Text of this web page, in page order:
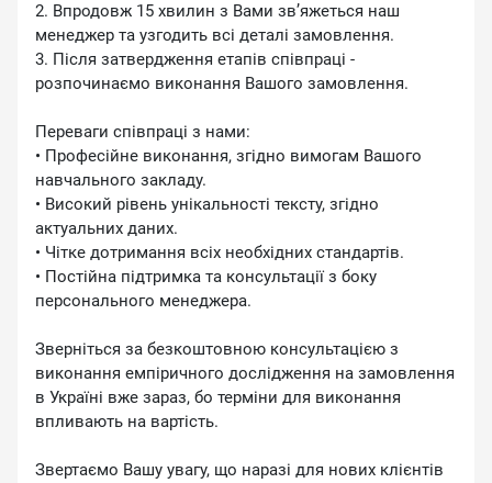
2. Впродовж 15 хвилин з Вами зв’яжеться наш
менеджер та узгодить всі деталі замовлення.
3. Після затвердження етапів співпраці -
розпочинаємо виконання Вашого замовлення.
Переваги співпраці з нами:
• Професійне виконання, згідно вимогам Вашого
навчального закладу.
• Високий рівень унікальності тексту, згідно
актуальних даних.
• Чітке дотримання всіх необхідних стандартів.
• Постійна підтримка та консультації з боку
персонального менеджера.
Зверніться за безкоштовною консультацією з
виконання емпіричного дослідження на замовлення
в Україні вже зараз, бо терміни для виконання
впливають на вартість.
Звертаємо Вашу увагу, що наразі для нових клієнтів